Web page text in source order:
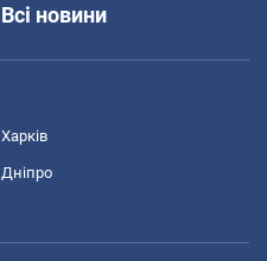
Всі новини
Харків
Дніпро